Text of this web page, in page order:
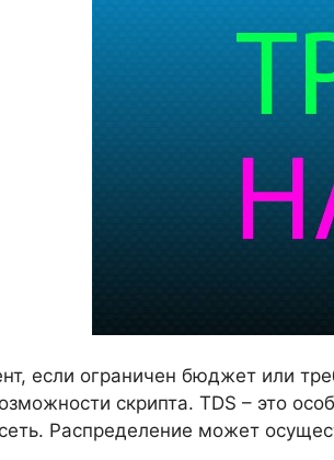
если ограничен бюджет или
скрипта. TDS – это
Распределение может